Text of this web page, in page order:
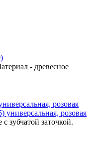
- древесное
розовая
заточкой.